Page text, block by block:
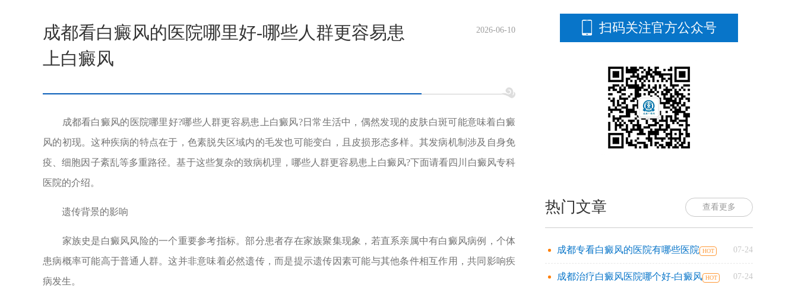
成都看白癜风的医院哪里好-哪些人群更容易患
上白癜风
2026-06-10
成都看白癜风的医院哪里好?哪些人群更容易患上白癜风?日常生活中，偶然发现的皮肤白斑可能意味着白癜
风的初现。这种疾病的特点在于，色素脱失区域内的毛发也可能变白，且皮损形态多样。其发病机制涉及自身免
疫、细胞因子紊乱等多重路径。基于这些复杂的致病机理，哪些人群更容易患上白癜风?下面请看四川白癜风专科
医院的介绍。
遗传背景的影响
家族史是白癜风风险的一个重要参考指标。部分患者存在家族聚集现象，若直系亲属中有白癜风病例，个体
患病概率可能高于普通人群。这并非意味着必然遗传，而是提示遗传因素可能与其他条件相互作用，共同影响疾
病发生。
扫码关注官方公众号
热门文章 查看更多
成都专看白癜风的医院有哪些医院 07-24
成都治疗白癜风医院哪个好-白癜风 07-24